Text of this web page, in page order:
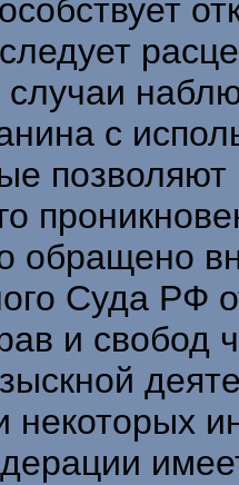
случаи
с
обращено
Суда РФ
и свобод
некоторых